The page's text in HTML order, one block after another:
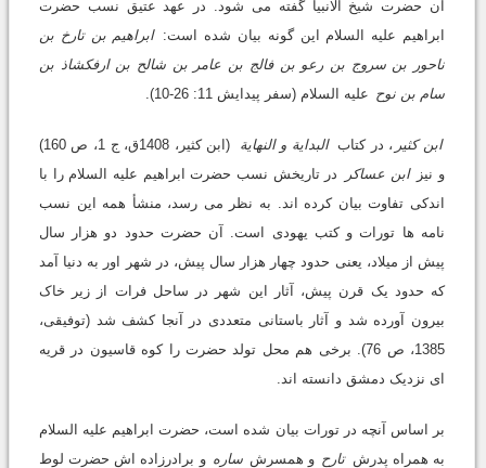
آن حضرت شیخ الانبیا گفته می شود. در عهد عتیق نسب حضرت
ابراهیم علیه السلام این گونه بیان شده است: ابراهیم بن تارخ بن
ناحور بن سروج بن رعو بن فالج بن عامر بن شالح بن ارفکشاذ بن
سام بن نوح علیه السلام (سفر پیدایش 11: 26-10).
ابن کثیر ، در کتاب البدایة و النهایة
(ابن کثیر، 1408ق، ج 1، ص 160)
و نیز
ابن عساکر
در تاریخش نسب حضرت ابراهیم علیه السلام را با
اندکی تفاوت بیان کرده اند. به نظر می رسد، منشأ همه این نسب
نامه ها تورات و کتب یهودی است. آن حضرت حدود دو هزار سال
پیش از میلاد، یعنی حدود چهار هزار سال پیش، در شهر اور به دنیا آمد
که حدود یک قرن پیش، آثار این شهر در ساحل فرات از زیر خاک
بیرون آورده شد و آثار باستانی متعددی در آنجا کشف شد (توفیقی،
1385، ص 76). برخی هم محل تولد حضرت را کوه قاسیون در قریه
ای نزدیک دمشق دانسته اند.
بر اساس آنچه در تورات بیان شده است، حضرت ابراهیم علیه السلام
به همراه پدرش تارح و همسرش ساره و برادرزاده اش حضرت لوط